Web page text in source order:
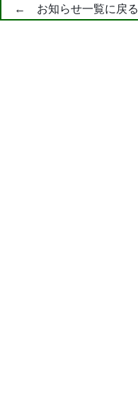
← お知らせ一覧に戻る